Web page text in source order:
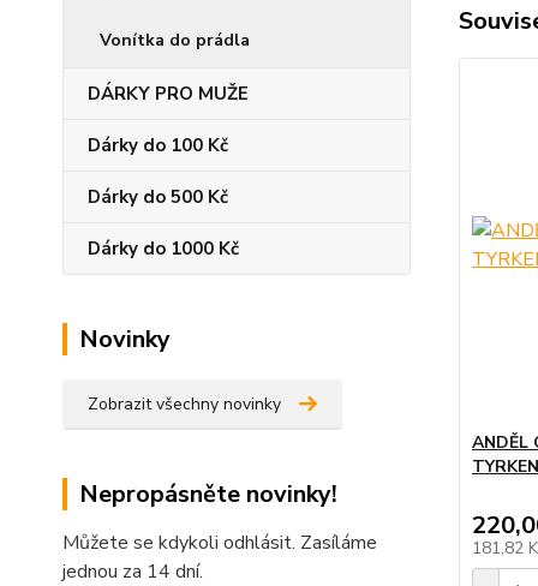
Vonítka do prádla
DÁRKY PRO MUŽE
Dárky do 100 Kč
Dárky do 500 Kč
Dárky do 1000 Kč
Novinky
Zobrazit všechny novinky
Nepropásněte novinky!
Můžete se kdykoli odhlásit. Zasíláme
jednou za 14 dní.
ANDĚL
181,82